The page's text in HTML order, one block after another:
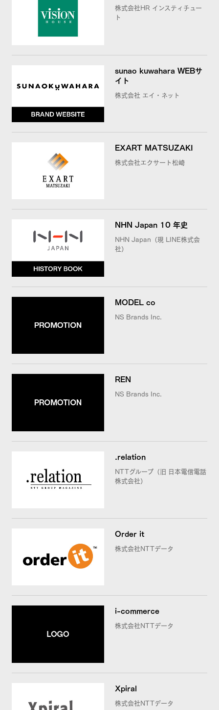
株式会社HR インスティチュー
ト
sunao kuwahara WEBサ
イト
株式会社 エイ・ネット
EXART MATSUZAKI
株式会社エクサート松崎
NHN Japan 10 年史
NHN Japan（現 LINE株式会
社）
MODEL co
NS Brands Inc.
REN
NS Brands Inc.
.relation
NTTグループ（旧 日本電信電話
株式会社）
Order it
株式会社NTTデータ
i-commerce
株式会社NTTデータ
Xpiral
株式会社NTTデータ